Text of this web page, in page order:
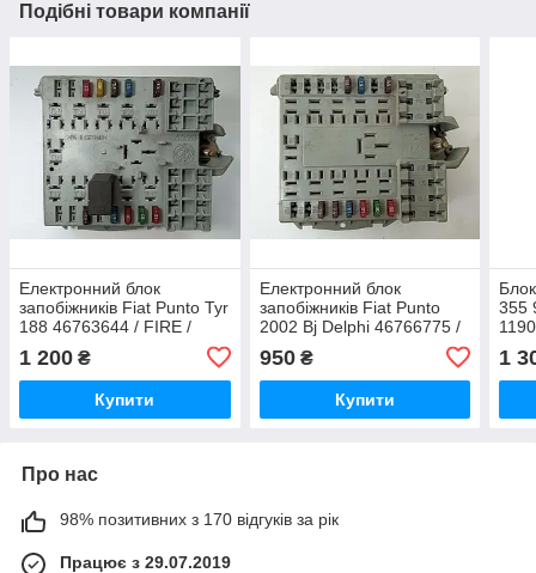
Подібні товари компанії
Електронний блок
запобіжників Fiat Punto Tyr
188 46763644 / FIRE /
1 200 ₴
Купити
Електронний блок
запобіжників Fiat Punto
2002 Bj Delphi 46766775 /
950₴
Купити
355
1
Про нас
98% позитивних з 170 відгуків за рік
Працює з 29.07.2019